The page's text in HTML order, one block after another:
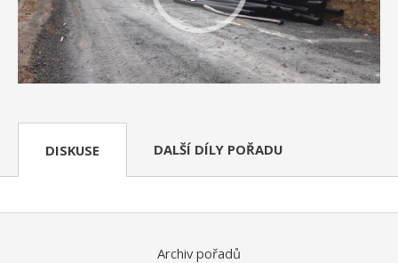
DISKUSE DALŠÍ DÍLY POŘADU
Archiv pořadů